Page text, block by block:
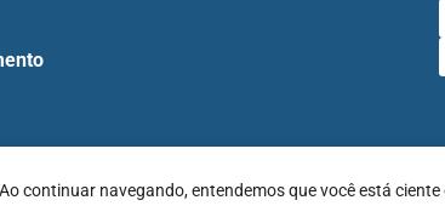
continuar navegando, entendemos que você está ciente